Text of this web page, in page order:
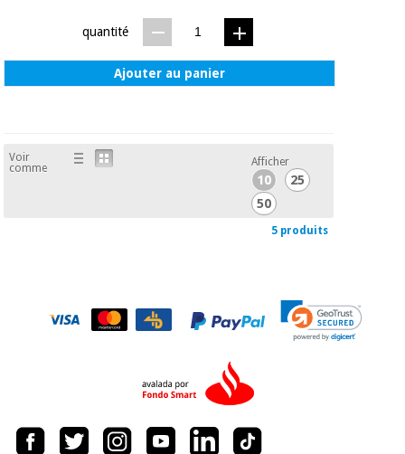
quantité
Ajouter au panier
Voir
comme
Afficher
10
25
50
5 produits